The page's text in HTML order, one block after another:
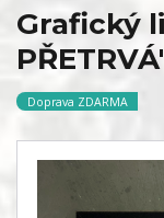
Grafický
Doprava ZDARMA